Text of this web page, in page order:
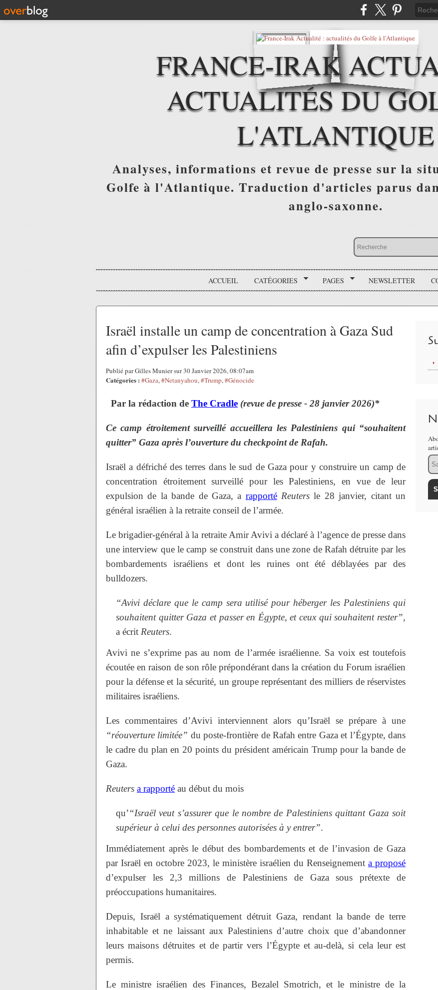
FRANCE-IRAK
ACTUALITÉS DU
L'ATLANTIQUE
Analyses, informations et revue de presse sur la
Golfe à l'Atlantique. Traduction d'articles parus
anglo-saxonne.
ACCUEIL CATÉGORIES PAGES NEWSLETTER
Israël installe un camp de concentration à Gaza Sud
afin d’expulser les Palestiniens
Publié par Gilles Munier sur 30 Janvier 2026, 08:07am
Catégories : #Gaza,#Netanyahou,#Trump,#Génocide
Par la rédaction de The Cradle (revue de presse - 28 janvier 2026)*
Ce camp étroitement surveillé accueillera les Palestiniens qui “souhaitent
quitter” Gaza après l’ouverture du checkpoint de Rafah.
Israël a défriché des terres dans le sud de Gaza pour y construire un camp de
concentration étroitement surveillé pour les Palestiniens, en vue de leur
expulsion de la bande de Gaza, a rapporté Reutersle 28 janvier, citant un
général israélien à la retraite conseil de l’armée.
Le brigadier-général à la retraite Amir Avivi a déclaré à l’agence de presse dans
une interview que le camp se construit dans une zone de Rafah détruite par les
bombardements israéliens et dont les ruines ont été déblayées par des
bulldozers.
“Avivi déclare que le camp sera utilisé pour héberger les Palestiniens qui
souhaitent quitter Gaza et passer en Égypte, et ceux qui souhaitent rester”,
a écrit Reuters.
Avivi ne s’exprime pas au nom de l’armée israélienne. Sa voix est toutefois
écoutée en raison de son rôle prépondérant dans la création du Forum israélien
pour la défense et la sécurité, un groupe représentant des milliers de réservistes
militaires israéliens.
Les commentaires d’Avivi interviennent alors qu’Israël se prépare à une
“réouverture limitée” du poste-frontière de Rafah entre Gaza et l’Égypte, dans
le cadre du plan en 20 points du président américain Trump pour la bande de
Gaza.
Reuters a rapporté au début du mois
qu’“Israël veut s’assurer que le nombre de Palestiniens quittant Gaza soit
supérieur à celui des personnes autorisées à y entrer”.
Immédiatement après le début des bombardements et de l’invasion de Gaza
par Israël en octobre 2023, le ministère israélien du Renseignement a proposé
d’expulser les 2,3 millions de Palestiniens de Gaza sous prétexte de
préoccupations humanitaires.
Depuis, Israël a systématiquement détruit Gaza, rendant la bande de terre
inhabitable et ne laissant aux Palestiniens d’autre choix que d’abandonner
leurs maisons détruites et de partir vers l’Égypte et au-delà, si cela leur est
permis.
Le ministre israélien des Finances, Bezalel Smotrich, et le ministre de la